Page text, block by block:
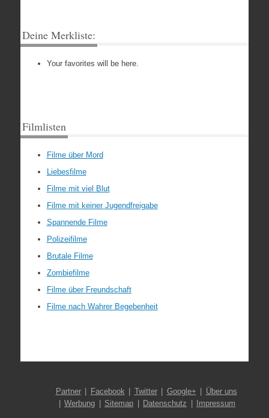
Deine Merkliste:
Your favorites will be here.
Filmlisten
Filme über Mord
Liebesfilme
Filme mit viel Blut
Filme mit keiner Jugendfreigabe
Spannende Filme
Polizeifilme
Brutale Filme
Zombiefilme
Filme über Freundschaft
Filme nach Wahrer Begebenheit
Partner Facebook Twitter Google+
Über uns
Werbung
Sitemap Datenschutz Impressum